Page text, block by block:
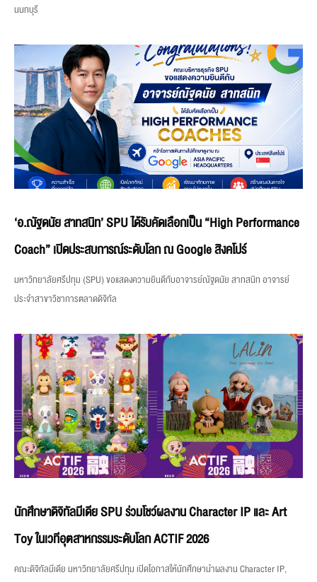
นนทบุรี
‘อ.ณัฐดนัย สาทสนิท’ SPU ได้รับคัดเลือกเป็น “High Performance
Coach” เปิดประสบการณ์ระดับโลก ณ Google สิงคโปร์
มหาวิทยาลัยศรีปทุม (SPU) ขอแสดงความยินดีกับอาจารย์ณัฐดนัย สาทสนิท อาจารย์
ประจำสาขาวิชาการตลาดดิจิทัล
นักศึกษาดิจิทัลมีเดีย SPU ร่วมโชว์ผลงาน Character IP และ Art
Toy ในเวทีอุตสาหกรรมระดับโลก ACTIF 2026
คณะดิจิทัลมีเดีย มหาวิทยาลัยศรีปทุม เปิดโอกาสให้นักศึกษานำผลงาน Character IP,